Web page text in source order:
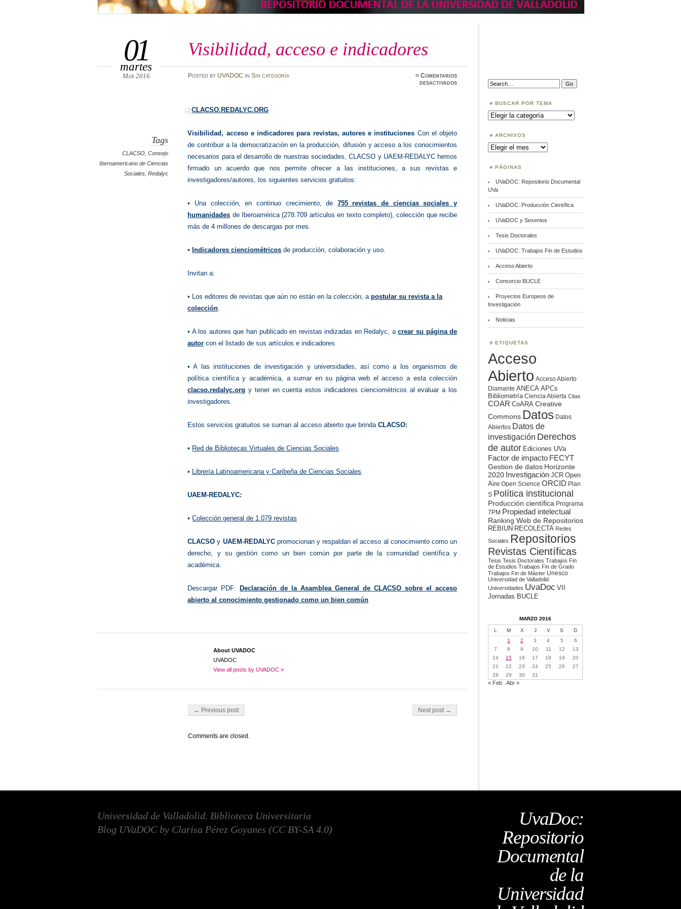
Visibilidad, acceso e indicadores
01
martes
Mar 2016 Posted by UVADOC in Sin categoría ≈Comentarios
desactivadosen
Visibilidad,
indicadores
Tags
CLACSO,Consejo
Iberoamericano de Ciencias
Sociales,Redalyc
CLACSO.REDALYC.ORG
Visibilidad, acceso e indicadores para revistas, autores e instituciones Con el objeto
de contribuir a la democratización en la producción, difusión y acceso a los conocimientos
necesarios para el desarrollo de nuestras sociedades, CLACSO y UAEM-REDALYC hemos
firmado un acuerdo que nos permite ofrecer a las instituciones, a sus revistas e
investigadores/autores, los siguientes servicios gratuitos:
• Una colección, en continuo crecimiento, de 755 revistas de ciencias sociales y
humanidades de Iberoamérica (278.709 artículos en texto completo), colección que recibe
más de 4 millones de descargas por mes.
• Indicadores cienciométricos de producción, colaboración y uso.
Invitan a:
• Los editores de revistas que aún no están en la colección, apostular su revista a la
colección.
• A los autores que han publicado en revistas indizadas en Redalyc, acrear su página de
autor con el listado de sus artículos e indicadores.
• A las instituciones de investigación y universidades, así como a los organismos de
política científica y académica, a sumar en su página web el acceso a esta colección
clacso.redalyc.org y tener en cuenta estos indicadores cienciométricos al evaluar a los
investigadores.
Estos servicios gratuitos se suman al acceso abierto que brindaCLACSO:
• Red de Bibliotecas Virtuales de Ciencias Sociales
• Librería Latinoamericana y Caribeña de Ciencias Sociales
UAEM-REDALYC:
•Colección general de 1.079 revistas
CLACSO y UAEM-REDALYCpromocionan y respaldan el acceso al conocimiento como un
derecho, y su gestión como un bien común por parte de la comunidad científica y
académica.
Descargar PDF:
Declaración de la Asamblea General de CLACSO sobre el acceso
abierto al conocimiento gestionado como un bien común
About UVADOC
UVADOC
View all posts by UVADOC »
Post navigation
← Previous post Next post →
Comments are closed.
Search:
BUSCAR POR TEMA
Buscar
por
ARCHIVOS
Archivos
PÁGINAS
UVaDOC: Repositorio Documental
UVa
UVaDOC: Producción Científica
UVaDOC y Sexenios
Tesis Doctorales
UVaDOC: Trabajos Fin de Estudios
Acceso Abierto
Consorcio BUCLE
Proyectos Europeos de
Investigación
Noticias
ETIQUETAS
Acceso
Abierto Acceso Abierto
Diamante ANECA APCs
Bibliometría Ciencia Abierta Citas
COAR CoARA Creative
Commons Datos Datos
Abiertos Datos de
investigación Derechos
de autor Ediciones UVa
Factor de impacto FECYT
Gestion de datos Horizonte
2020 Investigación JCR Open
Aire Open Science ORCID Plan
S Política institucional
Producción científica Programa
7PM Propiedad intelectual
Ranking Web de Repositorios
REBIUN RECOLECTA Redes
Sociales Repositorios
Revistas Científicas
Tesis Tesis Doctorales Trabajos Fin
de Estudios Trabajos Fin de Grado
Trabajos Fin de Máster Unesco
Universidad de Valladolid
Universidades UvaDoc VII
Jornadas BUCLE
MARZO 2016
L M X J V S
D
1
2 3 4 5
6
7
8 9 10 11 12
13
14
15 16 17 18 19
20
21
22 23 24 25 26
27
28
29 30 31
« Feb Abr »
UvaDoc:
Repositorio
Documental
de la
Universidad
Universidad de Valladolid. Biblioteca Universitaria
Blog UVaDOC by Clarisa Pérez Goyanes (CC BY-SA 4.0)